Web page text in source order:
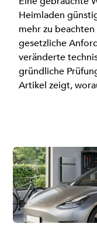
Heimladen
mehr zu
gesetzliche
veränderte
gründliche
Artikel zeigt,